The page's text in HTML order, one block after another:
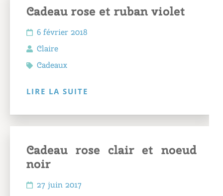
Cadeau rose et ruban violet
6 février 2018
Claire
Cadeaux
LIRE LA SUITE
Cadeau rose clair et noeud
noir
27 juin 2017